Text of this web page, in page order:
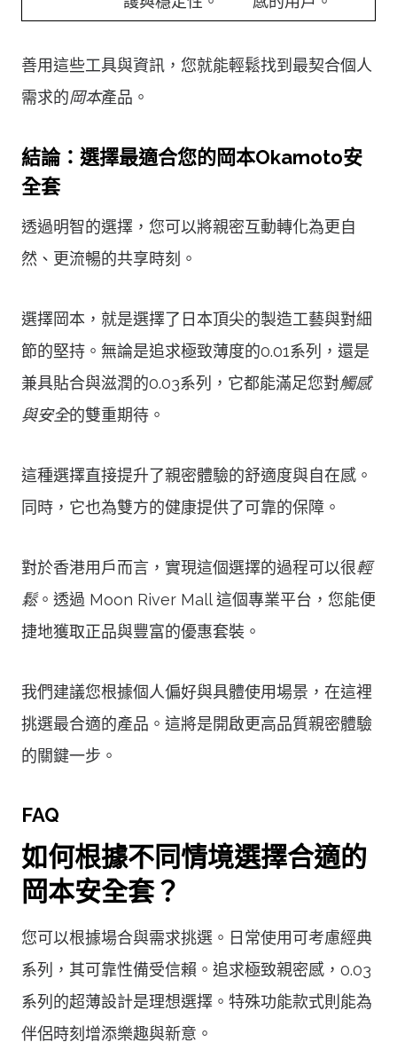
善用這些工具與資訊，您就能輕鬆找到最契合個人
需求的岡本產品。
結論：選擇最適合您的岡本Okamoto安
全套
透過明智的選擇，您可以將親密互動轉化為更自
然、更流暢的共享時刻。
選擇岡本，就是選擇了日本頂尖的製造工藝與對細
節的堅持。無論是追求極致薄度的0.01系列，還是
兼具貼合與滋潤的0.03系列，它都能滿足您對觸感
與安全的雙重期待。
這種選擇直接提升了親密體驗的舒適度與自在感。
同時，它也為雙方的健康提供了可靠的保障。
對於香港用戶而言，實現這個選擇的過程可以很輕
鬆。透過 Moon River Mall 這個專業平台，您能便
捷地獲取正品與豐富的優惠套裝。
我們建議您根據個人偏好與具體使用場景，在這裡
挑選最合適的產品。這將是開啟更高品質親密體驗
的關鍵一步。
FAQ
如何根據不同情境選擇合適的
岡本安全套？
您可以根據場合與需求挑選。日常使用可考慮經典
系列，其可靠性備受信賴。追求極致親密感，0.03
系列的超薄設計是理想選擇。特殊功能款式則能為
伴侶時刻增添樂趣與新意。